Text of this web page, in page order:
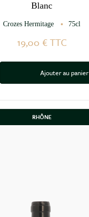
Blanc
Crozes Hermitage 75cl
19,00 € TTC
la quantité
Ajouter au panier
RHÔNE